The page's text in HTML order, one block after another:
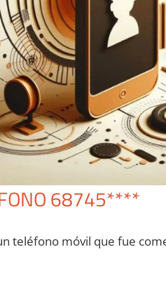
68745****
teléfono móvil quе fue